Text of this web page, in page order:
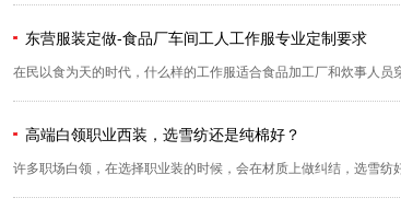
东营服装定做-食品厂车间工人工作服专业定制要求
在民以食为天的时代，什么样的工作服适合食品加工厂和炊事人员
高端白领职业西装，选雪纺还是纯棉好？
许多职场白领，在选择职业装的时候，会在材质上做纠结，选雪